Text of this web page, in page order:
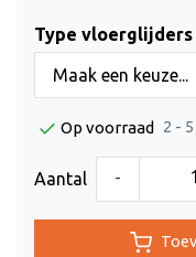
Type vloerglijders
Maak een keuze...
Op voorraad 2 -
Aantal -